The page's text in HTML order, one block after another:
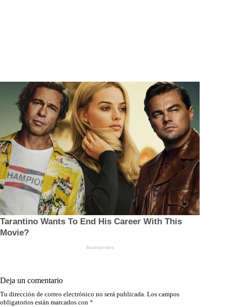
Deja un comentario
Tu dirección de correo electrónico no será publicada. Los campos
obligatorios están marcados con *